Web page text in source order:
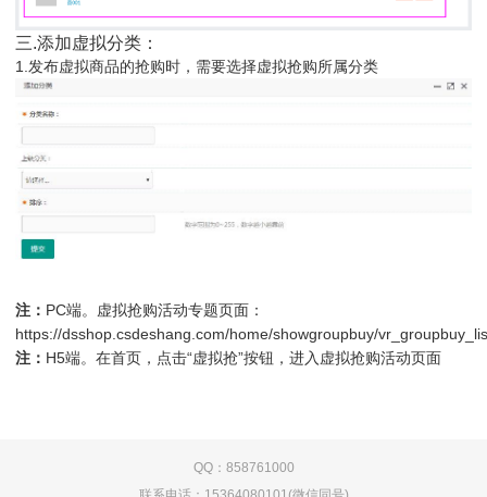
三.添加虚拟分类：
1.发布虚拟商品的抢购时，需要选择虚拟抢购所属分类
注： PC端。虚拟抢购活动专题页面：
https://dsshop.csdeshang.com/home/showgroupbuy/
注： H5端。在首页，点击“虚拟抢”按钮，进入虚拟抢购活动页面
QQ：858761000